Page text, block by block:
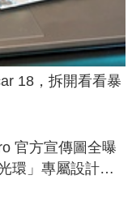
18，拆開看看暴
官方宣傳圖全曝
環」專屬設計、